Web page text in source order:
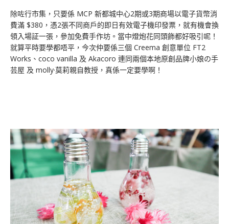
除咗行市集，只要係 MCP 新都城中心2期或3期商場以電子貨幣消
費滿 $380，憑2張不同商戶的即日有效電子機印發票，就有機會換
領入場証一張，參加免費手作坊。當中燈炮花同頭飾都好吸引呢！
就算平時要學都唔平，今次仲要係三個 Creema 創意單位 FT2
Works、coco vanilla 及 Akacoro 連同兩個本地原創品牌小娘の手
芸屋 及 molly·莫莉親自教授，真係一定要學啊！